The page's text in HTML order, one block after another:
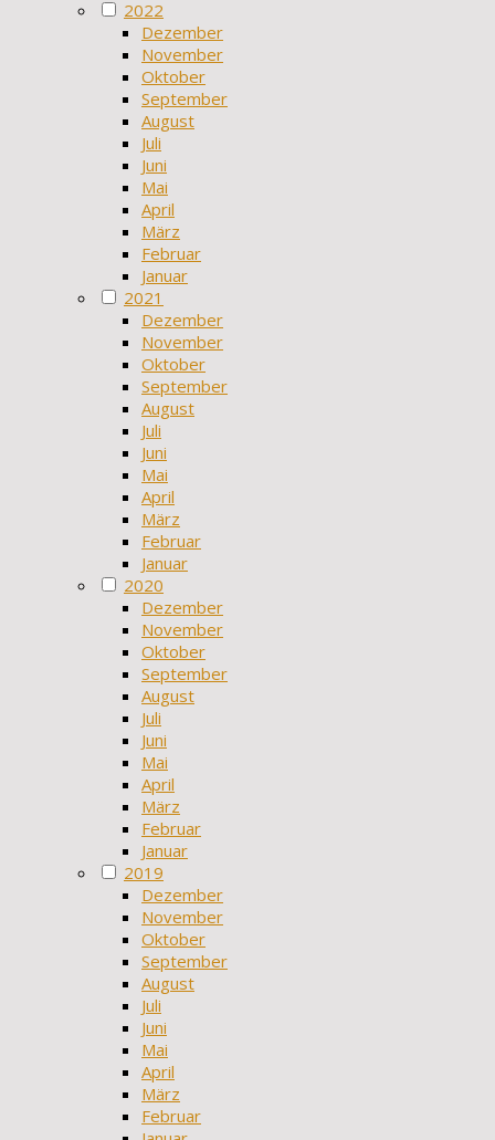
2022
Dezember
November
Oktober
September
August
Juli
Juni
Mai
April
März
Februar
Januar
2021
Dezember
November
Oktober
September
August
Juli
Juni
Mai
April
März
Februar
Januar
2020
Dezember
November
Oktober
September
August
Juli
Juni
Mai
April
März
Februar
Januar
2019
Dezember
November
Oktober
September
August
Juli
Juni
Mai
April
März
Februar